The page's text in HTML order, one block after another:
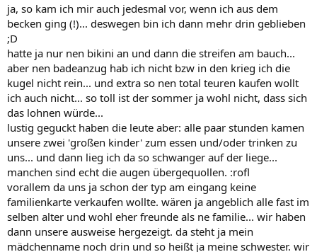
ja, so kam ich mir auch jedesmal vor, wenn ich aus dem
becken ging (!)... deswegen bin ich dann mehr drin geblieben
;D
hatte ja nur nen bikini an und dann die streifen am bauch...
aber nen badeanzug hab ich nicht bzw in den krieg ich die
kugel nicht rein... und extra so nen total teuren kaufen wollt
ich auch nicht... so toll ist der sommer ja wohl nicht, dass sich
das lohnen würde...
lustig geguckt haben die leute aber: alle paar stunden kamen
unsere zwei 'großen kinder' zum essen und/oder trinken zu
uns... und dann lieg ich da so schwanger auf der liege...
manchen sind echt die augen übergequollen. :rofl
vorallem da uns ja schon der typ am eingang keine
familienkarte verkaufen wollte. wären ja angeblich alle fast im
selben alter und wohl eher freunde als ne familie... wir haben
dann unsere ausweise hergezeigt. da steht ja mein
mädchenname noch drin und so heißt ja meine schwester. wir